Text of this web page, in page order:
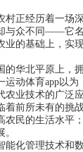
村正经历着一场
与众不同——它
业的基础上，实
的华北平原上，
运动体育app以
农业技术的广泛
着前所未有的挑
农民的生活水平
能化管理技术和